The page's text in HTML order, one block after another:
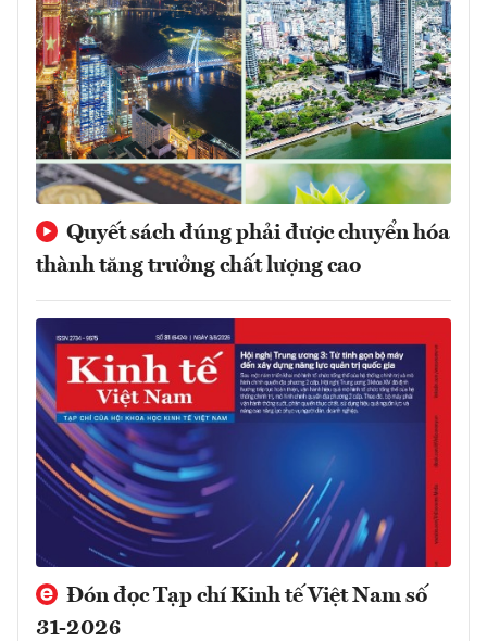
Quyết sách đúng phải được chuyển hóa
thành tăng trưởng chất lượng cao
Đón đọc Tạp chí Kinh tế Việt Nam số
31-2026